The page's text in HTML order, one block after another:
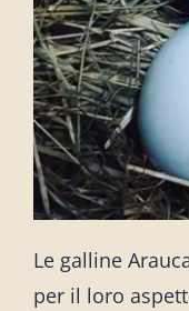
Le galline
per il loro